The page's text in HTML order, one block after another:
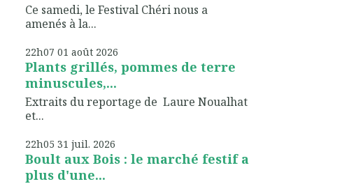
Ce samedi, le Festival Chéri nous a
amenés à la...
22h07 01 août 2026
Plants grillés, pommes de terre
minuscules,...
Extraits du reportage de Laure Noualhat
et...
22h05 31 juil. 2026
Boult aux Bois : le marché festif a
plus d'une...